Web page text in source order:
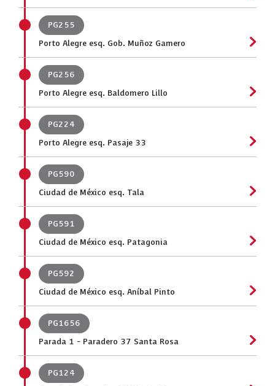
PG255
Porto Alegre esq. Gob. Muñoz Gamero
PG256
Porto Alegre esq. Baldomero Lillo
PG224
Porto Alegre esq. Pasaje 33
PG590
Ciudad de México esq. Tala
PG591
Ciudad de México esq. Patagonia
PG592
Ciudad de México esq. Aníbal Pinto
PG1656
Parada 1 - Paradero 37 Santa Rosa
PG124